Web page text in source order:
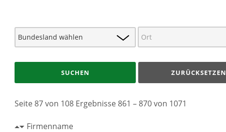
SUCHEN ZURÜCKSETZEN
Seite 87 von 108 Ergebnisse 861 – 870 von 1071
Firmenname